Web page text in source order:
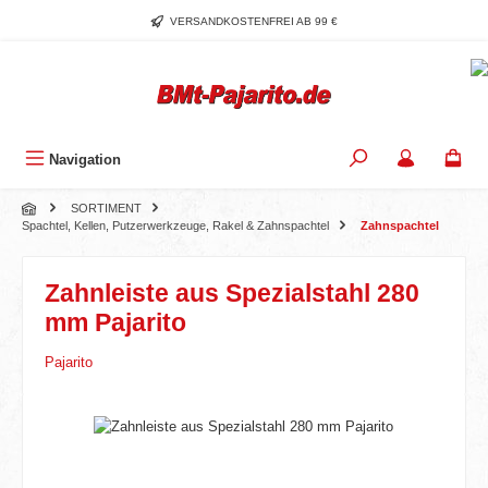
Zum Hauptinhalt springenVERSANDKOSTENFREI AB 99 €
Navigation
SORTIMENT
Spachtel, Kellen, Putzerwerkzeuge, Rakel & Zahnspachtel
Zahnspachtel
Zahnleiste aus Spezialstahl 280
mm Pajarito
Pajarito
Bildergalerie überspringen